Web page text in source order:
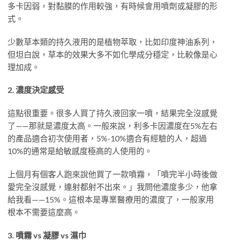
多卡因弱，對黏膜的作用較強，有時候會用噴劑或凝膠的形
式。
少數草本類的持久液用的是植物萃取，比如印度神油系列，
但坦白說，草本的效果大多不如化學成分穩定，比較像是心
理加成。
2. 濃度決定感受
這點很重要。很多人買了持久液回家一噴，結果完全沒感覺
了——那就是濃度太高。一般來說，利多卡因濃度在5%左右
的產品適合初次使用者，5%-10%適合有經驗的人，超過
10%的通常是給敏感度極高的人使用的。
上個月有個客人跑來說他買了一款噴霧，「噴完半小時後做
愛完全沒感覺，連射都射不出來。」我問他濃度多少，他拿
給我看——15%。這根本是專業醫療用的濃度了，一般家用
根本不需要這麼高。
3. 噴霧 vs 凝膠 vs 濕巾